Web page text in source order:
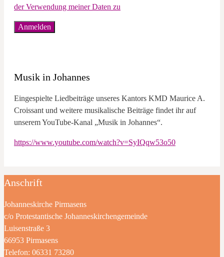
der Verwendung meiner Daten zu
Musik in Johannes
Eingespielte Liedbeiträge unseres Kantors KMD Maurice A.
Croissant und weitere musikalische Beiträge findet ihr auf
unserem YouTube-Kanal „Musik in Johannes“.
https://www.youtube.com/watch?v=SyIQqw53o50
Anschrift
Johanneskirche Pirmasens
c/o Protestantische Johanneskirchengemeinde
Luisenstraße 3
66953 Pirmasens
Telefon: 06331 73280